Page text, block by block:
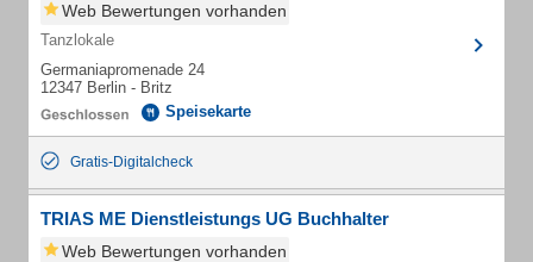
Web Bewertungen vorhanden
Tanzlokale
Germaniapromenade 24
12347 Berlin - Britz
Speisekarte
Gratis-Digitalcheck
TRIAS ME Dienstleistungs UG Buchhalter
Web Bewertungen vorhanden